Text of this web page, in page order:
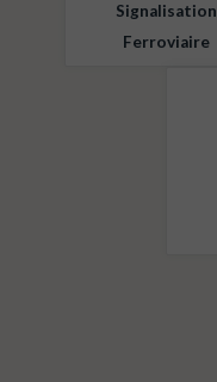
Signalisation
Ferroviaire